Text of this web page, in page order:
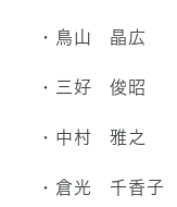
・鳥山 晶広
・三好 俊昭
・中村 雅之
・倉光 千香子